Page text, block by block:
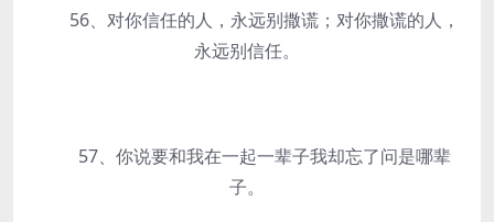
56、对你信任的人，永远别撒谎；对你撒谎的人，
永远别信任。
57、你说要和我在一起一辈子我却忘了问是哪辈
子。